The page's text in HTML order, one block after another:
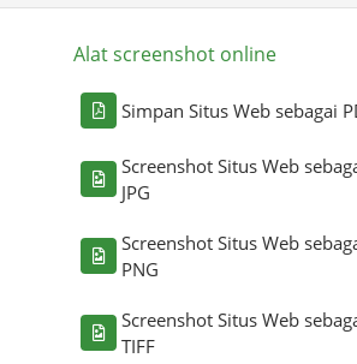
Alat screenshot online
Simpan Situs Web sebagai
Screenshot Situs Web
JPG
Screenshot Situs Web
PNG
Screenshot Situs Web
TIFF